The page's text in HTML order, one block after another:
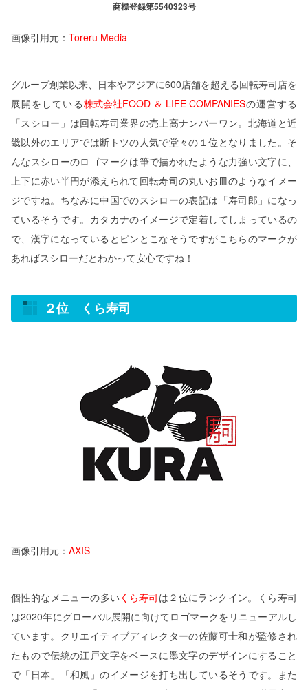
商標登録第5540323号
画像引用元： Toreru Media
グループ創業以来、日本やアジアに600店舗を超える回転寿司店を
展開をしている株式会社FOOD ＆ LIFE COMPANIESの運営する
「スシロー」は回転寿司業界の売上高ナンバーワン。北海道と近
畿以外のエリアでは断トツの人気で堂々の１位となりました。そ
んなスシローのロゴマークは筆で描かれたような力強い文字に、
上下に赤い半円が添えられて回転寿司の丸いお皿のようなイメー
ジですね。ちなみに中国でのスシローの表記は「寿司郎」になっ
ているそうです。カタカナのイメージで定着してしまっているの
で、漢字になっているとピンとこなそうですがこちらのマークが
あればスシローだとわかって安心ですね！
２位 くら寿司
画像引用元： AXIS
個性的なメニューの多いくら寿司 は２位にランクイン。くら寿司
は2020年にグローバル展開に向けてロゴマークをリニューアルし
ています。クリエイティブディレクターの佐藤可士和が監修され
たもので伝統の江戸文字をベースに墨文字のデザインにすること
で「日本」「和風」のイメージを打ち出しているそうです。また